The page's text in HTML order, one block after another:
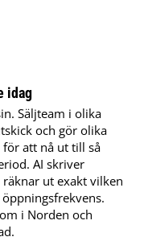
idag
Säljteam i olika
och gör olika
att nå ut till så
AI skriver
ut exakt vilken
i Norden och